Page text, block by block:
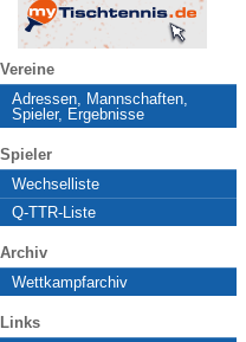
Vereine
Adressen, Mannschaften,
Spieler, Ergebnisse
Spieler
Wechselliste
Q-TTR-Liste
Archiv
Wettkampfarchiv
Links